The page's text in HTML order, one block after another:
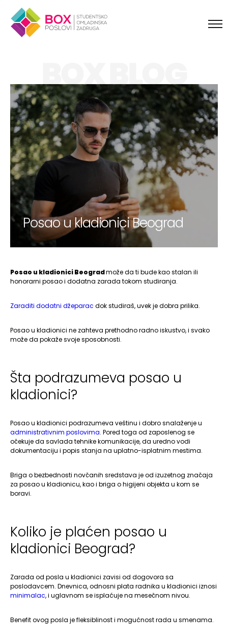
BOX BLOG
Posao u kladionici Beograd
Posao u kladionici Beogradmože da ti bude kao stalan ili
honorarni posao i dodatna zarada tokom studiranja.
Zaraditi dodatni džeparac dok studiraš, uvek je dobra prilika.
Posao u kladionici ne zahteva prethodno radno iskustvo, i svako
može da pokaže svoje sposobnosti.
Šta podrazumeva posao u
kladionici­?
Posao u kladionici podrazumeva veštinu i dobro snalaženje u
administrativnim poslovima. Pored toga od zaposlenog se
očekuje da savlada tehnike komunikacije, da uredno vodi
dokumentaciju i popis stanja na uplatno-isplatnim mestima.
Briga o bezbednosti novčanih sredstava je od izuzetnog značaja
za posao u kladionicu, kao i briga o higijeni objekta u kom se
boravi.
Koliko je plaćen posao u
kladionici Beograd?
Zarada od posla u kladionici zavisi od dogovora sa
poslodavcem. Dnevnica, odnosni plata radnika u kladionici iznosi
minimalac, i uglavnom se isplaćuje na mesečnom nivou.
Benefit ovog posla je fleksiblinost i mogućnost rada u smenama.